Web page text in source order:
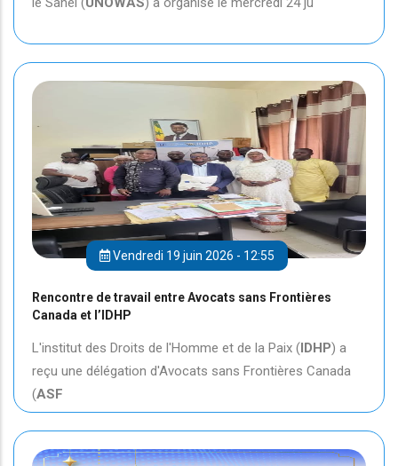
Vendredi 19 juin 2026 - 12:55
Rencontre de travail entre Avocats sans Frontières
Canada et l’IDHP
L'institut des Droits de l'Homme et de la Paix (IDHP) a
reçu une délégation d'Avocats sans Frontières Canada
(ASF